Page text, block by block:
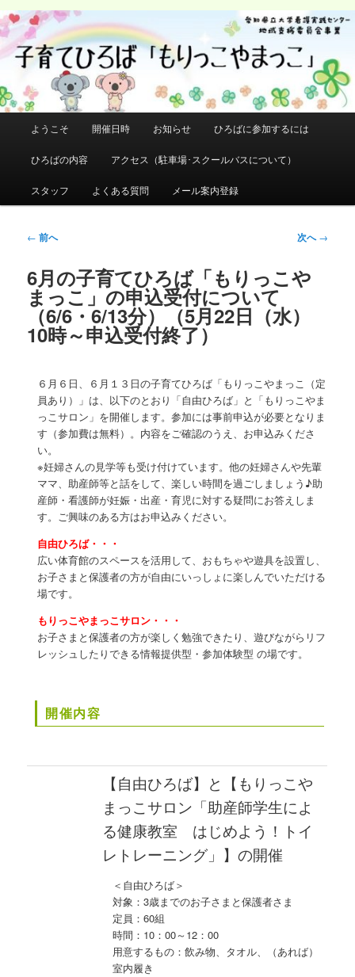
メ
イ
ン
ン
テ
検
ュ
ようこそ 開催日時 お知らせ ひろばに参加するには
ひろばの内容 アクセス（駐車場･スクールバスについて）
スタッフ よくある質問 メール案内登録
投
ナ
ビ
ゲ
シ
← 前へ 次へ→
6月の子育てひろば「もりっこや
まっこ」の申込受付について
（6/6・6/13分）（5月22日（水）
10時～申込受付終了）
６月６日、６月１３日の子育てひろば「もりっこやまっこ（定
員あり）」は、以下のとおり「自由ひろば」と「もりっこやま
っこサロン」を開催します。参加には事前申込が必要となりま
す（参加費は無料）。内容をご確認のうえ、お申込みくださ
い。
※妊婦さんの見学等も受け付けています。他の妊婦さんや先輩
ママ、助産師等と話をして、楽しい時間を過ごしましょう♪助
産師・看護師が妊娠・出産・育児に対する疑問にお答えしま
す。ご興味のある方はお申込みください。
自由ひろば・・・
広い体育館のスペースを活用して、おもちゃや遊具を設置し、
お子さまと保護者の方が自由にいっしょに楽しんでいただける
場です。
もりっこやまっこサロン・・・
お子さまと保護者の方が楽しく勉強できたり、遊びながらリフ
レッシュしたりできる情報提供型・参加体験型 の場です。
開催内容
【自由ひろば】と【もりっこや
まっこサロン「助産師学生によ
る健康教室 はじめよう！トイ
レトレーニング」】の開催
＜自由ひろば＞
対象：3歳までのお子さまと保護者さま
定員：60組
時間：10：00～12：00
用意するもの：飲み物、タオル、（あれば）
室内履き